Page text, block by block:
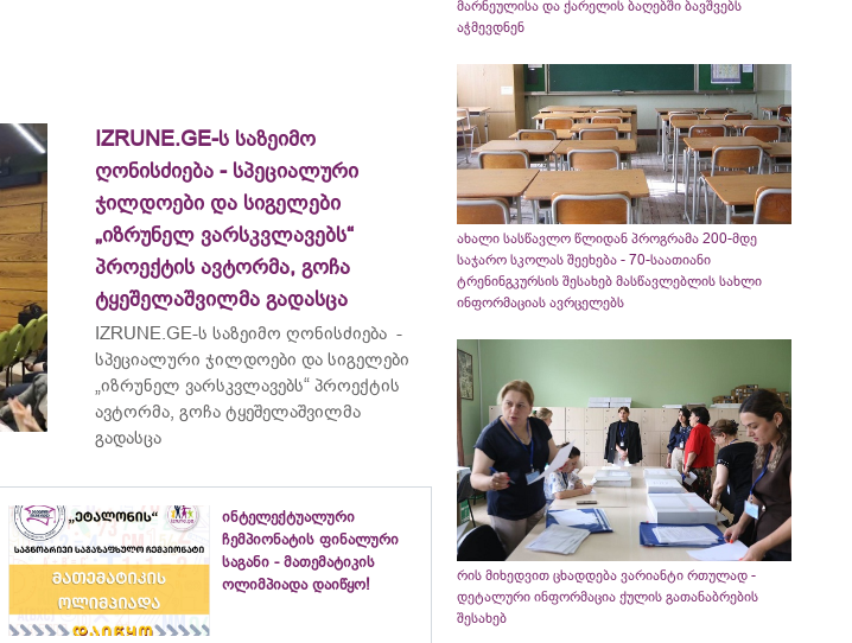
IZRUNE.GE-ს საზეიმო
ღონისძიება - სპეციალური
ჯილდოები და სიგელები
„იზრუნელ ვარსკვლავებს“
პროექტის ავტორმა, გოჩა
ტყეშელაშვილმა გადასცა
IZRUNE.GE-ს საზეიმო ღონისძიება -
სპეციალური ჯილდოები და სიგელები
„იზრუნელ ვარსკვლავებს“ პროექტის
ავტორმა, გოჩა ტყეშელაშვილმა
გადასცა
ინტელექტუალური
ჩემპიონატის ფინალური
საგანი - მათემატიკის
ოლიმპიადა დაიწყო!
მარნეულისა და ქარელის ბაღებში ბავშვებს
აჭმევდნენ
ახალი სასწავლო წლიდან პროგრამა 200-მდე
საჯარო სკოლას შეეხება - 70-საათიანი
ტრენინგკურსის შესახებ მასწავლებლის სახლი
ინფორმაციას ავრცელებს
რის მიხედვით ცხადდება ვარიანტი რთულად -
დეტალური ინფორმაცია ქულის გათანაბრების
შესახებ